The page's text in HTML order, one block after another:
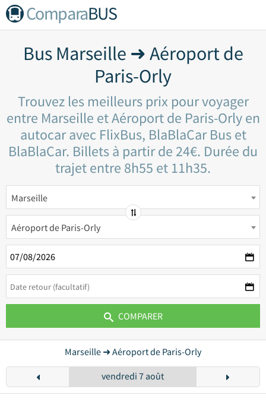
ComparaBUS
Bus Marseille ➜ Aéroport de
Paris-Orly
Trouvez les meilleurs prix pour voyager
entre Marseille et Aéroport de Paris-Orly en
autocar avec FlixBus, BlaBlaCar Bus et
BlaBlaCar. Billets à partir de 24€. Durée du
trajet entre 8h55 et 11h35.
Marseille
Aéroport de Paris-Orly
COMPARER
Marseille ➜ Aéroport de Paris-Orly
vendredi 7 août